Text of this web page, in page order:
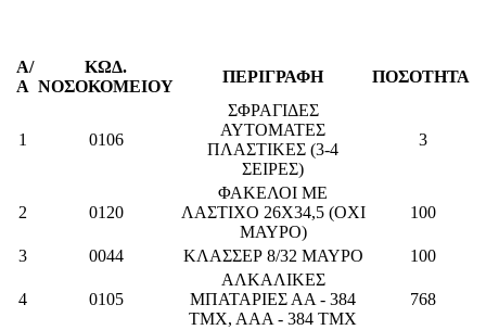
Α/
Α
ΚΩΔ.
ΝΟΣΟΚΟΜΕΙΟΥ
ΠΕΡΙΓΡΑΦΗ ΠΟΣΟΤΗΤΑ
1 0106
ΣΦΡΑΓΙΔΕΣ
ΑΥΤΟΜΑΤΕΣ
ΠΛΑΣΤΙΚΕΣ (3-4
ΣΕΙΡΕΣ)
3
2 0120
ΦΑΚΕΛΟΙ ΜΕ
ΛΑΣΤΙΧΟ 26Χ34,5 (ΟΧΙ
ΜΑΥΡΟ)
100
3 0044 ΚΛΑΣΣΕΡ 8/32 ΜΑΥΡΟ 100
4 0105
ΑΛΚΑΛΙΚΕΣ
ΜΠΑΤΑΡΙΕΣ ΑΑ - 384
ΤΜΧ, ΑΑΑ - 384 ΤΜΧ
768